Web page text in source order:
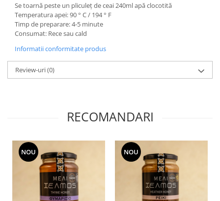
Se toarnă peste un pliculeț de ceai 240ml apă clocotită
Temperatura apei: 90 ° C / 194 ° F
Timp de preparare: 4-5 minute
Consumat: Rece sau cald
Informatii conformitate produs
Review-uri(0)
RECOMANDARI
NOU NOU